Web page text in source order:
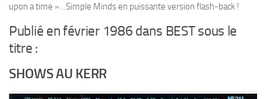
upon a time »…Simple Minds en puissante version flash-back !
Publié en février 1986 dans BEST sous le
titre :
SHOWS AU KERR